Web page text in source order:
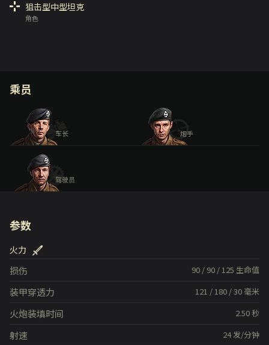
角色
狙击型中型坦克
乘员
车长 炮手
驾驶员
参数
火力
90 / 90 / 125 生命值
损伤
121 / 180 /30 毫米
装甲穿透力
2.50 秒
火炮装填时间
24发/分钟
射速